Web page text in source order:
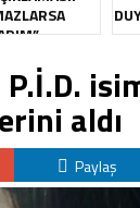
aldı
Paylaş